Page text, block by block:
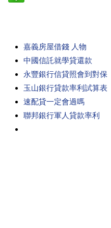
嘉義房屋借錢 人物
中國信託就學貸還款
永豐銀行信貸照會到對保
玉山銀行貸款率利試算表
速配貸一定會過嗎
聯邦銀行軍人貸款率利